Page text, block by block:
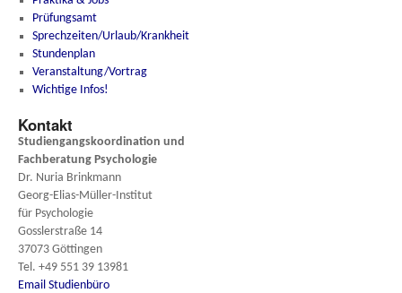
Prüfungsamt
Sprechzeiten/Urlaub/Krankheit
Stundenplan
Veranstaltung/Vortrag
Wichtige Infos!
Kontakt
Studiengangskoordination und
Fachberatung Psychologie
Dr. Nuria Brinkmann
Georg-Elias-Müller-Institut
für Psychologie
Gosslerstraße 14
37073 Göttingen
Tel. +49 551 39 13981
Email Studienbüro